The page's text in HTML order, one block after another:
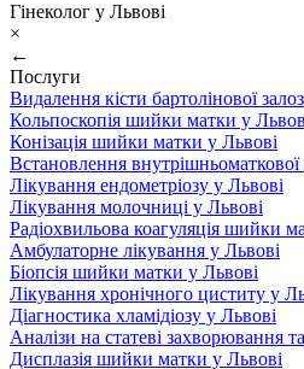
Гінеколог у Львові
×
←
Послуги
Видалення кісти бартолінової
Кольпоскопія шийки матки у
Конізація шийки матки у Львові
Встановлення внутрішньоматкової
Лікування ендометріозу у Львові
Лікування молочниці у Львові
Радіохвильова коагуляція шийки
Амбулаторне лікування у Львові
Біопсія шийки матки у Львові
Лікування хронічного циститу у
Діагностика хламідіозу у Львові
Аналізи на статеві захворювання
Дисплазія шийки матки у Львові